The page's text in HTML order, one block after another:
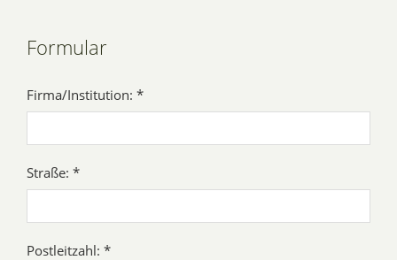
Formular
Firma/Institution: *
Straße: *
Postleitzahl: *